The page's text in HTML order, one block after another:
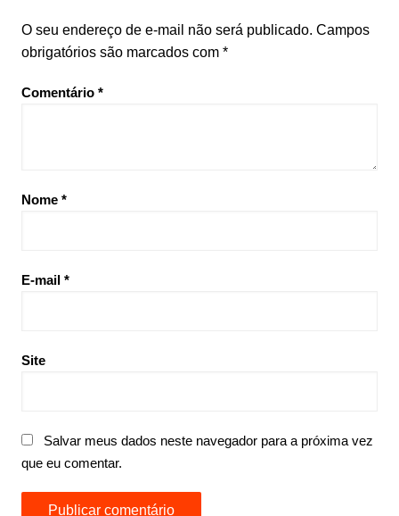
O seu endereço de e-mail não será publicado. Campos
obrigatórios são marcados com *
Comentário *
Nome *
E-mail *
Site
Salvar meus dados neste navegador para a próxima vez
que eu comentar.